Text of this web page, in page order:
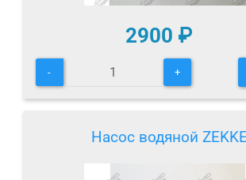
2900 ₽
- +
Насос водяной